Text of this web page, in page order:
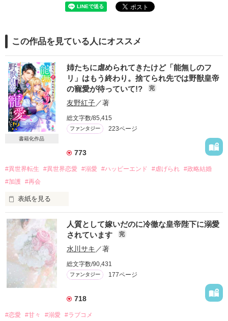
この作品を見ている人にオススメ
書籍化作品
姉たちに虐められてきたけど「能無しのフ
リ」はもう終わり。捨てられ先では野獣皇帝
の寵愛が待っていて!?
完
友野紅子／著
総文字数/85,415
ファンタジー 223ページ
773
#異世界転生 #異世界恋愛 #溺愛 #ハッピーエンド #虐げられ #政略結婚
#加護 #再会
表紙を見る
虐げられ王女フィアンナ　×　諸国から野獣皇帝と恐れられる
皇帝ジンガルド
＊＊＊
母国が犯した重大な条約違反。その穴埋めとして王女フィアン
ナに降嫁が命じられる。
フィアンナの夫となるのは、野蛮で残酷との呼び声高い〝野獣
人質として嫁いだのに冷徹な皇帝陛下に溺愛
されています
完
水川サキ ／著
総文字数/90,431
ファンタジー 177ページ
718
#恋愛 #甘々 #溺愛 #ラブコメ